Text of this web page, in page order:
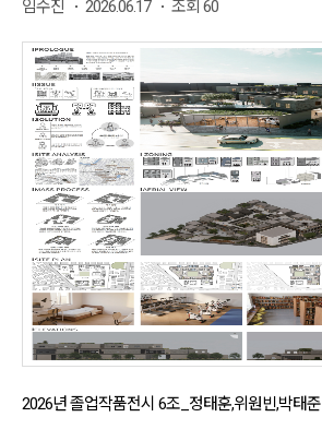
임수진 2026.06.17 조회 60
2026년 졸업작품전시 6조_정태훈,위원빈,박태준